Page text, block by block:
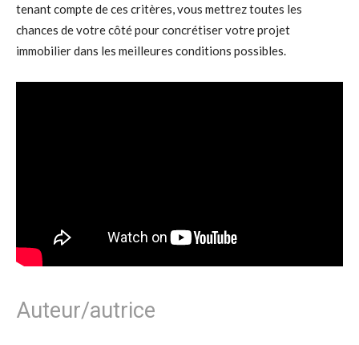
tenant compte de ces critères, vous mettrez toutes les
chances de votre côté pour concrétiser votre projet
immobilier dans les meilleures conditions possibles.
Auteur/autrice